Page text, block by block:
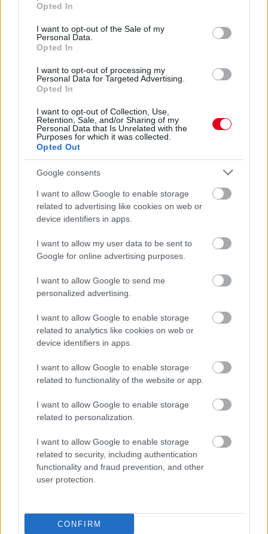
use your data for below specified purposes in below Google
consent section.
Opted In
I want to opt-out of the Sale of my
Personal Data.
Opted In
I want to opt-out of processing my
Personal Data for Targeted Advertising.
Opted In
I want to opt-out of Collection, Use,
Retention, Sale, and/or Sharing of my
Personal Data that Is Unrelated with the
Purposes for which it was collected.
Opted Out
Google consents
I want to allow Google to enable storage
related to advertising like cookies on web or
device identifiers in apps.
I want to allow my user data to be sent to
Google for online advertising purposes.
I want to allow Google to send me
personalized advertising.
I want to allow Google to enable storage
related to analytics like cookies on web or
device identifiers in apps.
I want to allow Google to enable storage
related to functionality of the website or app.
I want to allow Google to enable storage
related to personalization.
I want to allow Google to enable storage
related to security, including authentication
functionality and fraud prevention, and other
user protection.
CONFIRM
Megvan, mikor kezdődik az F1-es Bahreini Nagydíj
3 napja
Ilyen lehet a jövő F1-es szabályrendszere Domenicali
3 napja
Újabb korábbi F2-es bajnok folytatja a Formula-E-ben